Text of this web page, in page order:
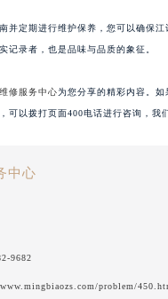
并定期进行维护保养，您可以确保
记录者，也是品味与品质的象征。
修服务中心为您分享的精彩内容。
可以拨打页面400电话进行咨询，我
中心
9682
problem/